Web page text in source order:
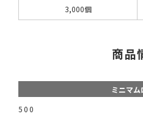
3,000個
商品
ミニマム
500